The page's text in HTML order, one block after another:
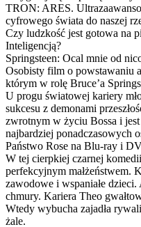
TRON: ARES.
cyfrowego świata do naszej
Czy ludzkość jest gotowa na
Inteligencją?
Springsteen: Ocal mnie od
Osobisty film o powstawaniu
którym w rolę Bruce’a
U progu światowej kariery
sukcesu z demonami
zwrotnym w życiu Bossa i
najbardziej ponadczasowych
Państwo Rose na Blu-ray i
W tej cierpkiej czarnej
perfekcyjnym małżeństwem.
zawodowe i wspaniałe
chmury. Kariera Theo
Wtedy wybucha zajadła
żale.